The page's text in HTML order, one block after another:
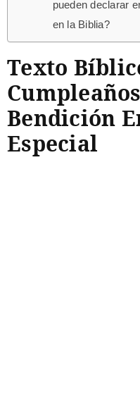
pueden declarar
en la Biblia?
Texto
Bendición
Especial